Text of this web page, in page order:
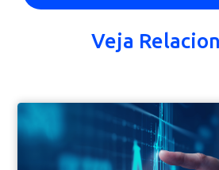
Quer receber
da LyTex
informações para ajudar
financeira mais